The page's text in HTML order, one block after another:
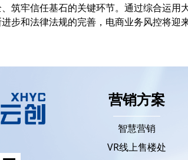
筑牢信任基石的关键环节。通过综合运
步和法律法规的完善，电商业务风控将迎
营销方案
智慧营销
VR线上售楼处